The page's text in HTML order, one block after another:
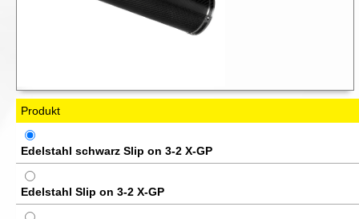
Produkt
Edelstahl schwarz Slip on 3-2 X-GP
Edelstahl Slip on 3-2 X-GP